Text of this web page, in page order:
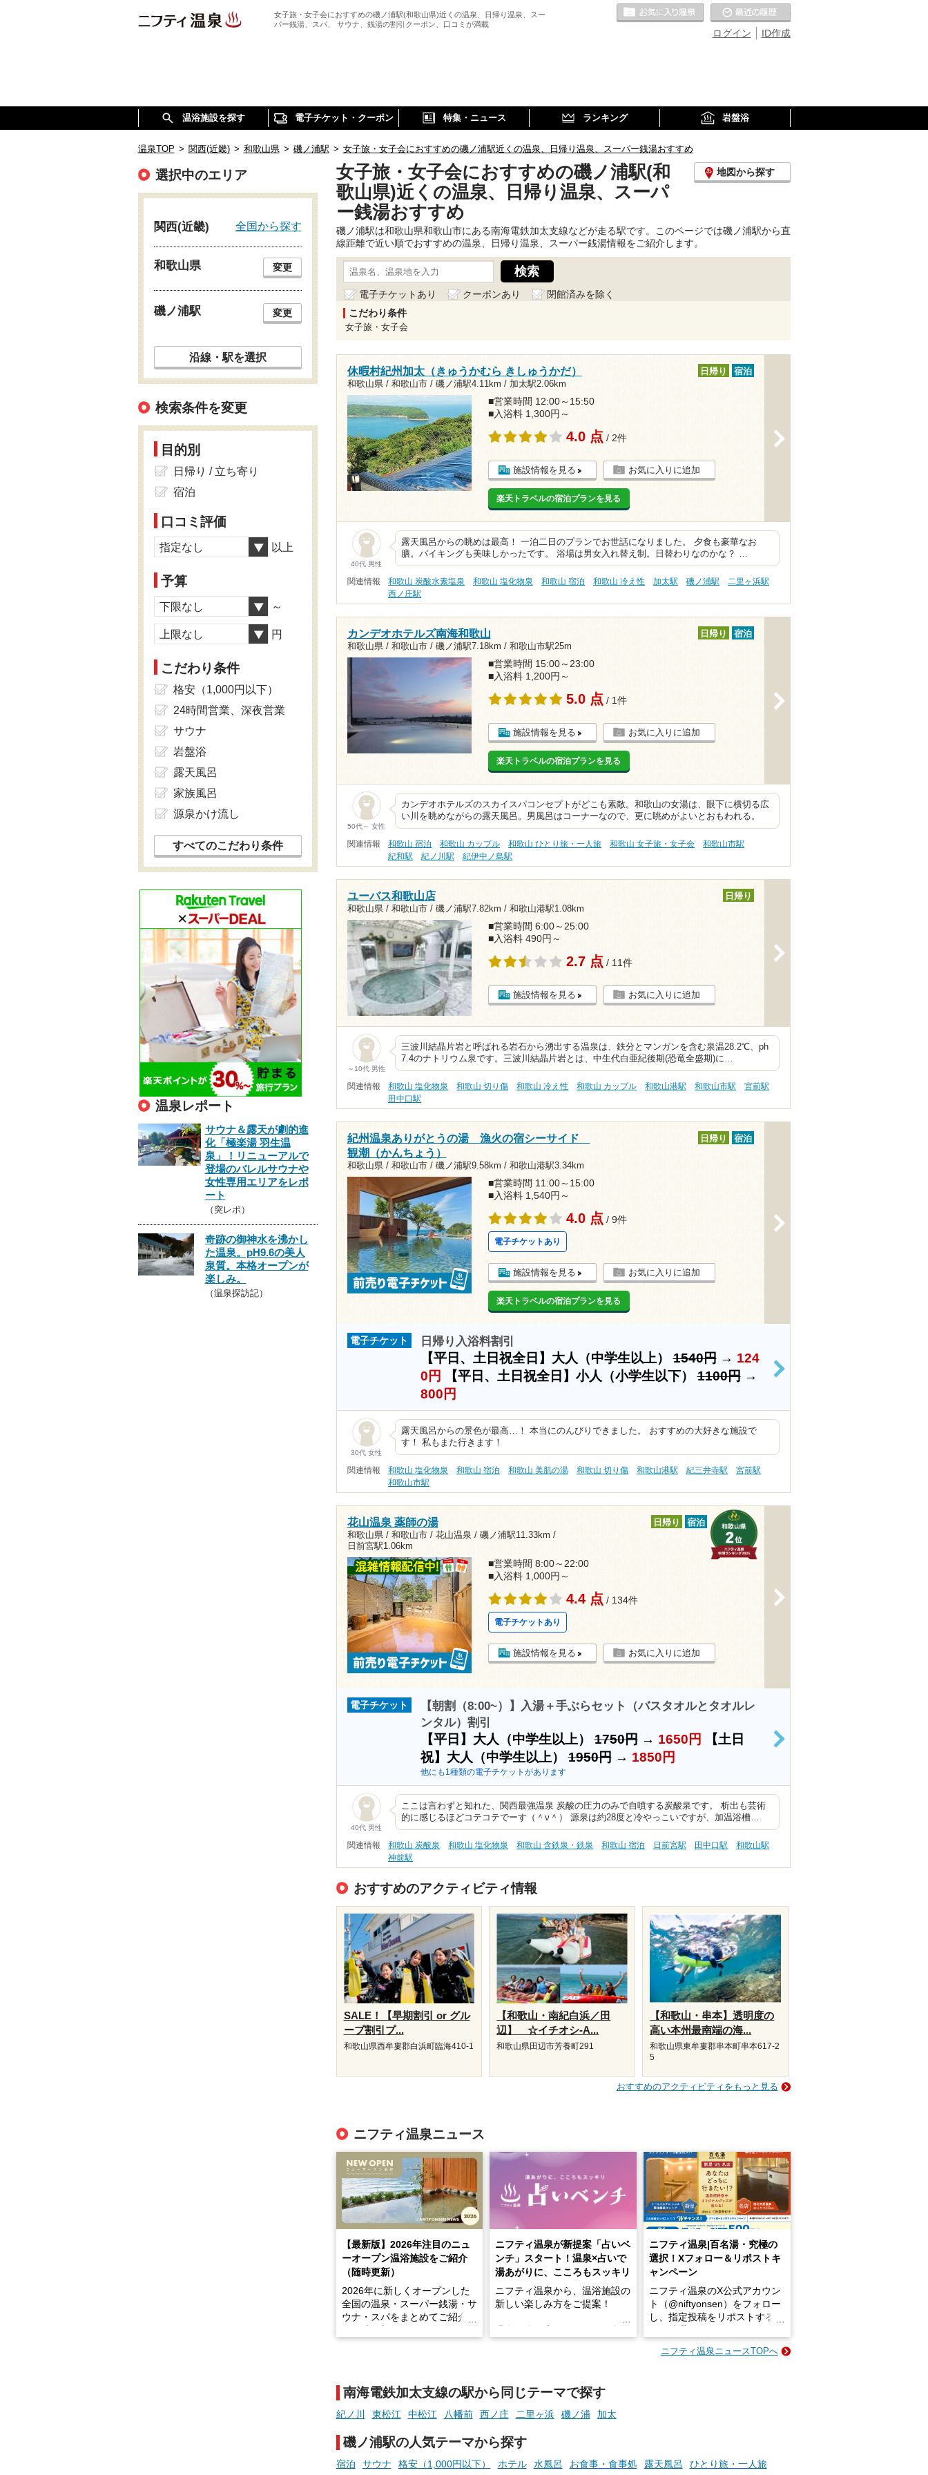
女子旅・女子会におすすめの磯ノ浦駅(和歌山県)近くの温泉、日帰り温泉、スー
パー銭湯、スパ、 サウナ、銭湯の割引クーポン、口コミが満載
ID作成
ログイン
お気に入りの温泉
温浴施設を探す 電子チケット・クーポン 特集・ニュース ランキング 岩盤浴
温泉TOP > 関西(近畿) > 和歌山県 > 磯ノ浦駅 > 女子旅・女子会におすすめの磯ノ浦駅近くの温泉、日帰り温泉、スーパー銭湯おすすめ
女子旅・女子会におすすめの磯ノ浦駅(和
歌山県)近くの温泉、日帰り温泉、スーパ
ー銭湯おすすめ
地図から探す
磯ノ浦駅は和歌山県和歌山市にある南海電鉄加太支線などが走る駅です。このページでは磯ノ浦駅から直
線距離で近い順でおすすめの温泉、日帰り温泉、スーパー銭湯情報をご紹介します。
電子チケットあり クーポンあり
閉館済みを除く
こだわり条件
女子旅・女子会
休暇村紀州加太（きゅうかむら きしゅうかだ）
和歌山県 / 和歌山市 / 磯ノ浦駅4.11km / 加太駅2.06km
日帰り 宿泊
■営業時間 12:00～15:50
■入浴料 1,300円～
4.0 点 / 2件
施設情報を見る お気に入りに追加
楽天トラベルの宿泊プランを見る
40代 男性
露天風呂からの眺めは最高！ 一泊二日のプランでお世話になりました。 夕食も豪華なお
膳。バイキングも美味しかったです。 浴場は男女入れ替え制。日替わりなのかな？ …
関連情報 和歌山 炭酸水素塩泉 和歌山 塩化物泉 和歌山 宿泊 和歌山 冷え性 加太駅 磯ノ浦駅
二里ヶ浜駅
西ノ庄駅
カンデオホテルズ南海和歌山
和歌山県 / 和歌山市 / 磯ノ浦駅7.18km / 和歌山市駅25m
日帰り 宿泊
■営業時間 15:00～23:00
■入浴料 1,200円～
5.0 点 / 1件
施設情報を見る お気に入りに追加
楽天トラベルの宿泊プランを見る
50代～ 女性
カンデオホテルズのスカイスパコンセプトがどこも素敵。和歌山の女湯は、眼下に横切る広
い川を眺めながらの露天風呂。男風呂はコーナーなので、更に眺めがよいとおもわれる。
関連情報 和歌山 宿泊 和歌山 カップル 和歌山 ひとり旅・一人旅 和歌山 女子旅・女子会
和歌山市駅
紀和駅
紀ノ川駅 紀伊中ノ島駅
ユーバス和歌山店
和歌山県 / 和歌山市 / 磯ノ浦駅7.82km / 和歌山港駅1.08km
日帰り
■営業時間 6:00～25:00
■入浴料 490円～
2.7 点 / 11件
施設情報を見る お気に入りに追加
～10代 男性
三波川結晶片岩と呼ばれる岩石から湧出する温泉は、鉄分とマンガンを含む泉温28.2℃、ph
7.4のナトリウム泉です。三波川結晶片岩とは、中生代白亜紀後期(恐竜全盛期)に…
関連情報 和歌山 塩化物泉 和歌山 切り傷 和歌山 冷え性 和歌山 カップル 和歌山港駅 和歌山市駅
宮前駅
田中口駅
紀州温泉ありがとうの湯 漁火の宿シーサイド
観潮（かんちょう）
和歌山県 / 和歌山市 / 磯ノ浦駅9.58km / 和歌山港駅3.34km
日帰り 宿泊
■営業時間 11:00～15:00
■入浴料 1,540円～
4.0 点 / 9件
電子チケットあり
施設情報を見る お気に入りに追加
楽天トラベルの宿泊プランを見る
電子チケット 日帰り入浴料割引
【平日、土日祝全日】大人（中学生以上）1540円→ 124
0円
【平日、土日祝全日】小人（小学生以下）1100円→
800円
>
30代 女性
露天風呂からの景色が最高…！ 本当にのんびりできました。 おすすめの大好きな施設で
す！ 私もまた行きます！
関連情報 和歌山 塩化物泉 和歌山 宿泊 和歌山 美肌の湯 和歌山 切り傷 和歌山港駅 紀三井寺駅
宮前駅
和歌山市駅
花山温泉 薬師の湯
和歌山県 / 和歌山市 / 花山温泉 / 磯ノ浦駅11.33km /
日前宮駅1.06km
日帰り 宿泊
■営業時間 8:00～22:00
■入浴料 1,000円～
4.4 点 / 134件
電子チケットあり
施設情報を見る お気に入りに追加
電子チケット
【朝割（8:00~）】入湯＋手ぶらセット（バスタオルとタオルレ
ンタル）割引
【平日】大人（中学生以上）1750円→ 1650円
【土日
祝】大人（中学生以上）1950円→ 1850円
他にも1種類の電子チケットがあります
>
40代 男性
ここは言わずと知れた、関西最強温泉 炭酸の圧力のみで自噴する炭酸泉です。 析出も芸術
的に感じるほどコテコテでーす（＾ν＾） 源泉は約28度と冷やっこいですが、加温浴槽…
関連情報 和歌山 炭酸泉 和歌山 塩化物泉 和歌山 含鉄泉・鉄泉 和歌山 宿泊 日前宮駅 田中口駅
和歌山駅
神前駅
おすすめのアクティビティ情報
SALE！【早期割引 or グル
ープ割引プ...
和歌山県西牟婁郡白浜町臨海410-1
【和歌山・南紀白浜／田
辺】 ☆イチオシ-A...
和歌山県田辺市芳養町291
【和歌山・串本】透明度の
高い本州最南端の海...
和歌山県東牟婁郡串本町串本617-2
5
おすすめのアクティビティをもっと見る
ニフティ温泉ニュース
【最新版】2026年注目のニュ
ーオープン温浴施設をご紹介
（随時更新）
2026年に新しくオープンした
全国の温泉・スーパー銭湯・サ
ウナ・スパをまとめてご紹介！
まったスポットが続々登場して
います。
現地取材記事もあわせて紹介し
ていますので、気になる施設は
ぜひチェックして次のおでかけ
先の参考にしてみてください
ね。
ニフティ温泉が新提案「占いベ
ンチ」スタート！温泉×占いで
湯あがりに、こころもスッキリ
ニフティ温泉から、温浴施設の
新しい楽しみ方をご提案！
手相やタロットなど気軽に楽し
める占いで、“ととのう”おふろ
時間を、もっと特別に。
ニフティ温泉|百名湯・究極の
選択！Xフォロー＆リポストキ
ャンペーン
ニフティ温泉のX公式アカウン
ト（@niftyonsen）をフォロー
し、指定投稿をリポストする
GIFT500円分をプレゼントい
ニフティ温泉ニュースTOPへ
南海電鉄加太支線の駅から同じテーマで探す
紀ノ川 東松江 中松江 八幡前 西ノ庄 二里ヶ浜 磯ノ浦 加太
磯ノ浦駅の人気テーマから探す
宿泊 サウナ 格安（1,000円以下） ホテル 水風呂 お食事・食事処 露天風呂
ひとり旅・一人旅
選択中のエリア
関西(近畿) 全国から探す
和歌山県 変更
磯ノ浦駅 変更
沿線・駅を選択
検索条件を変更
目的別
日帰り / 立ち寄り
宿泊
口コミ評価
指定なし 以上
予算
下限なし ～
上限なし 円
こだわり条件
格安（1,000円以下）
24時間営業、深夜営業
サウナ
岩盤浴
露天風呂
家族風呂
源泉かけ流し
すべてのこだわり条件
温泉レポート
サウナ＆露天が劇的進
化「極楽湯 羽生温
泉」！リニューアルで
登場のバレルサウナや
女性専用エリアをレポ
ート
（突レポ）
奇跡の御神水を沸かし
た温泉。pH9.6の美人
泉質。本格オープンが
楽しみ。
（温泉探訪記）